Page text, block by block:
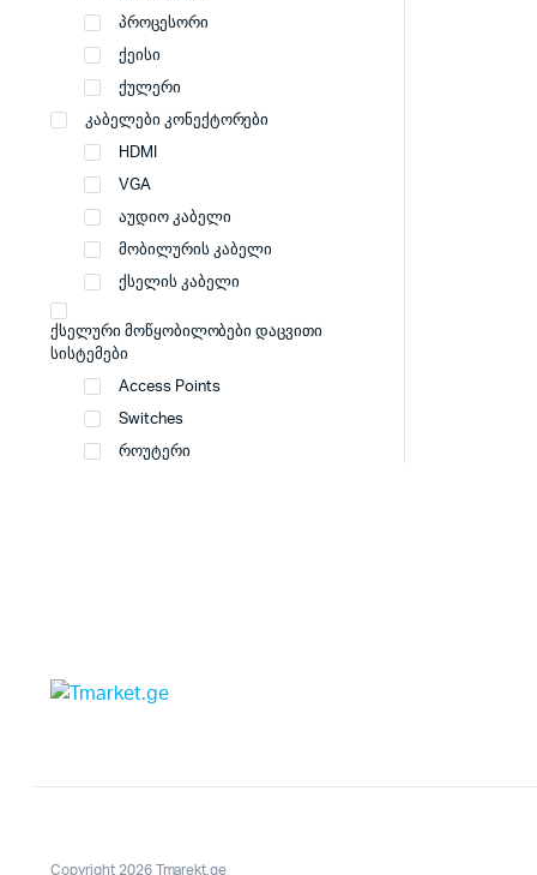
პროცესორი
ქეისი
ქულერი
კაბელები კონექტორები
HDMI
VGA
აუდიო კაბელი
მობილურის კაბელი
ქსელის კაბელი
ქსელური მოწყობილობები დაცვითი
სისტემები
Access Points
Switches
როუტერი
Copyright 2026 Tmarekt.ge